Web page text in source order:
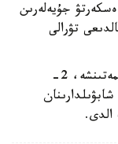
جۇيەلەرىن
تۋرالى
ليۆان دەنساۋلىق ساقتاۋ مينيسترلىگىنىڭ مالىمەتىنشە، 2-
شابۋىلدارىنان